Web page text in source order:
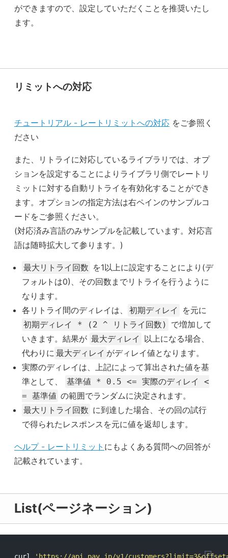
ができますので、設定していただくことを推奨いたし
ます。
リミットへの対応
チュートリアル - レートリミットへの対応 をご参照く
ださい
また、リトライに対応しているライブラリでは、オプ
ションを設定することによりライブラリ側でレートリ
ミットに対する自動リトライを有効化することができ
ます。オプションの指定方法は右ペインのサンプルコ
ードをご参照ください。
(対応済み言語のみサンプルを記載しています。対応言
語は随時拡大して参ります。)
最大リトライ回数 を1以上に設定することにより(デ
フォルトは0)、その回数までリトライを行うように
なります。
各リトライ間のディレイは、
初期ディレイ を元に
初期ディレイ * (2 ^ リトライ回数)
で増加して
いきます。結果が 最大ディレイ
以上になる場合、
代わりに 最大ディレイ がディレイ値となります。
実際のディレイは、上記によって算出された値を基
準として、
基準値 * 0.5 <= 実際のディレイ <
= 基準値 の範囲でランダムに決定されます。
最大リトライ回数 に到達した場合、その回の試行
で得られたレスポンスを元に値を返却します。
ヘルプ - レートリミット にもよくある質問への回答が
記載されています。
List(ページネーション)
curl 'https://api.pay.jp/v1/